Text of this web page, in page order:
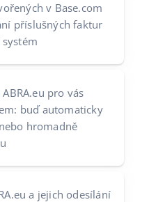
v Base.com
příslušných faktur
ABRA.eu pro vás
buď automaticky
hromadně
a jejich odesílání